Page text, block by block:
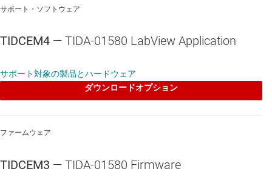
サポート・ソフトウェア
TIDCEM4 — TIDA-01580 LabView Application
サポート対象の製品とハードウェア
ダウンロードオプション
ファームウェア
TIDCEM3 — TIDA-01580 Firmware